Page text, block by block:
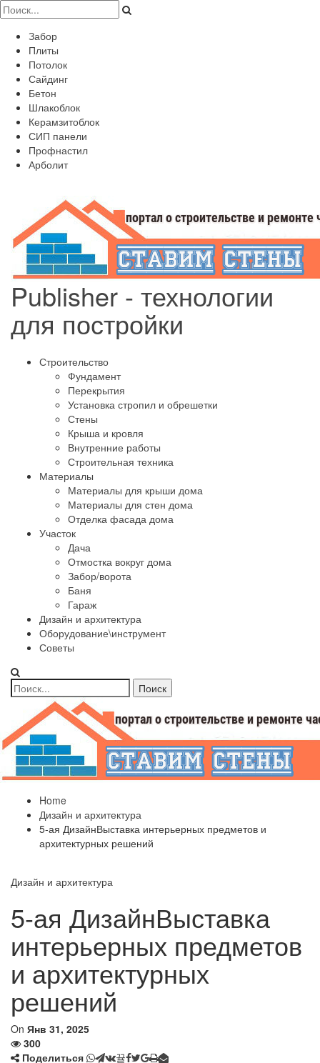
Забор
Плиты
Потолок
Сайдинг
Бетон
Шлакоблок
Керамзитоблок
СИП панели
Профнастил
Арболит
Publisher - технологии
для постройки
Строительство
Фундамент
Перекрытия
Установка стропил и обрешетки
Стены
Крыша и кровля
Внутренние работы
Строительная техника
Материалы
Материалы для крыши дома
Материалы для стен дома
Отделка фасада дома
Участок
Дача
Отмостка вокруг дома
Забор/ворота
Баня
Гараж
Дизайн и архитектура
Оборудование\инструмент
Советы
Home
Дизайн и архитектура
5-ая ДизайнВыставка интерьерных предметов и
архитектурных решений
Дизайн и архитектура
5-ая ДизайнВыставка
интерьерных предметов
и архитектурных
решений
On Янв 31, 2025
300
Поделиться